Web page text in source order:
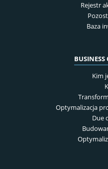
Rejestr
Baza
Kim
Optymalizacja
Due